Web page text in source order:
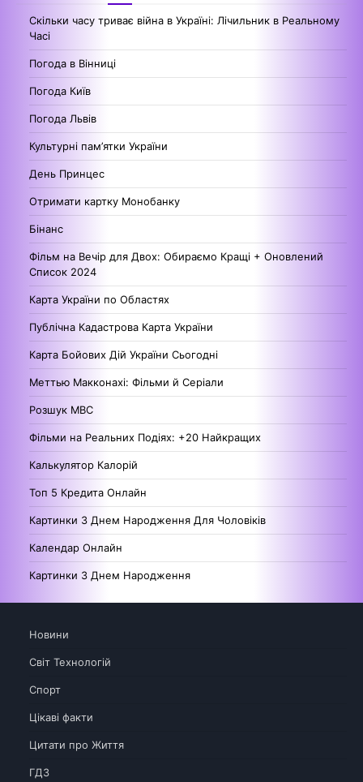
Скільки часу триває війна в Україні: Лічильник в Реальному
Часі
Погода в Вінниці
Погода Київ
Погода Львів
Культурні пам’ятки України
День Принцес
Отримати картку Монобанку
Бінанс
Фільм на Вечір для Двох: Обираємо Кращі + Оновлений
Список 2024
Карта України по Областях
Публічна Кадастрова Карта України
Карта Бойових Дій України Сьогодні
Меттью Макконахі: Фільми й Серіали
Розшук МВС
Фільми на Реальних Подіях: +20 Найкращих
Калькулятор Калорій
Топ 5 Кредита Онлайн
Картинки З Днем Народження Для Чоловіків
Календар Онлайн
Картинки З Днем Народження
Новини
Світ Технологій
Спорт
Цікаві факти
Цитати про Життя
ГДЗ